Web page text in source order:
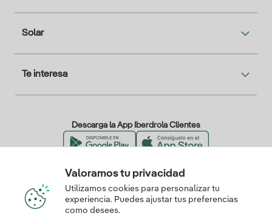
Solar
Te interesa
Descarga la App Iberdrola Clientes
Nuestros certificados de confianza
Valoramos tu privacidad
Utilizamos cookies para personalizar tu
experiencia. Puedes ajustar tus preferencias
como desees.